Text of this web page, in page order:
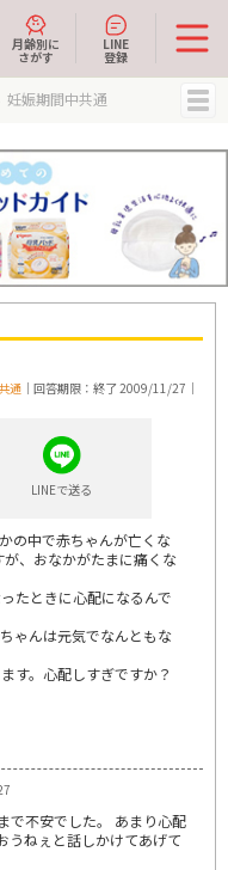
月齢別に
さがす
LINE
登録
妊娠期間中共通
通 ｜回答期限：終了 2009/11/27｜
LINEで送る
の中で赤ちゃんが亡くな
が、おなかがたまに痛くな
たときに心配になるんで
ゃんは元気でなんともな
す。心配しすぎですか？
で不安でした。 あまり心配
うねぇと話しかけてあげて